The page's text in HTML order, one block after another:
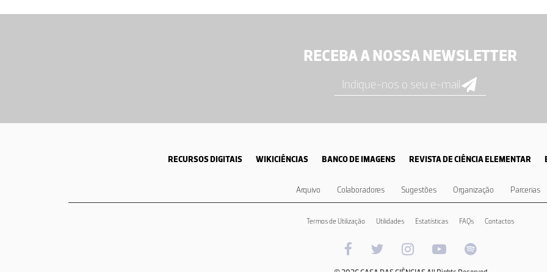
RECEBA A NOSSA NEWSLETTER
RECURSOS DIGITAIS WIKICIÊNCIAS BANCO DE IMAGENS REVISTA DE CIÊNCIA ELEMENTAR
Arquivo Colaboradores Sugestões Organização Parcerias
Termos de Utilização Utilidades Estatísticas FAQs Contactos